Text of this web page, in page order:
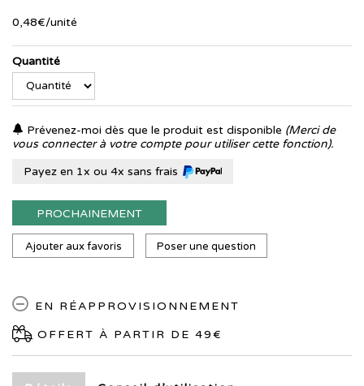
0,48€/unité
Quantité
Prévenez-moi dès que le produit est disponible (Merci de
vous connecter à votre compte pour utiliser cette fonction).
Payez en 1x ou 4x sans frais
PROCHAINEMENT
Ajouter aux favoris Poser une question
EN RÉAPPROVISIONNEMENT
OFFERT À PARTIR DE 49€